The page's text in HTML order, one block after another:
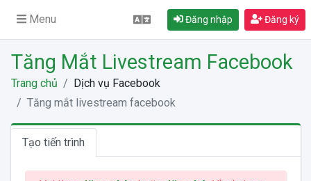
Menu Đăng nhập Đăng ký
Tăng Mắt Livestream Facebook
Trang chủ
Dịch vụ Facebook
Tăng mắt livestream facebook
Tạo tiến trình